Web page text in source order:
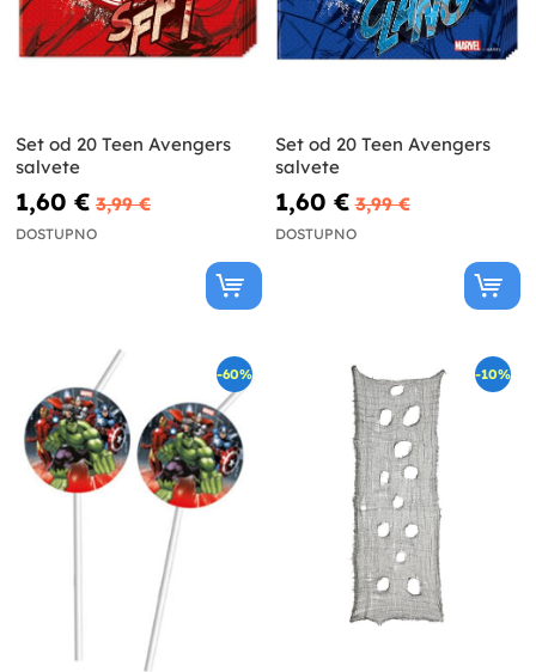
Set od 20 Teen Avengers
salvete
1,60 € 3,99 €
DOSTUPNO
Set od 20 Teen Avengers
salvete
1,60 € 3,99 €
DOSTUPNO
-60% -10%